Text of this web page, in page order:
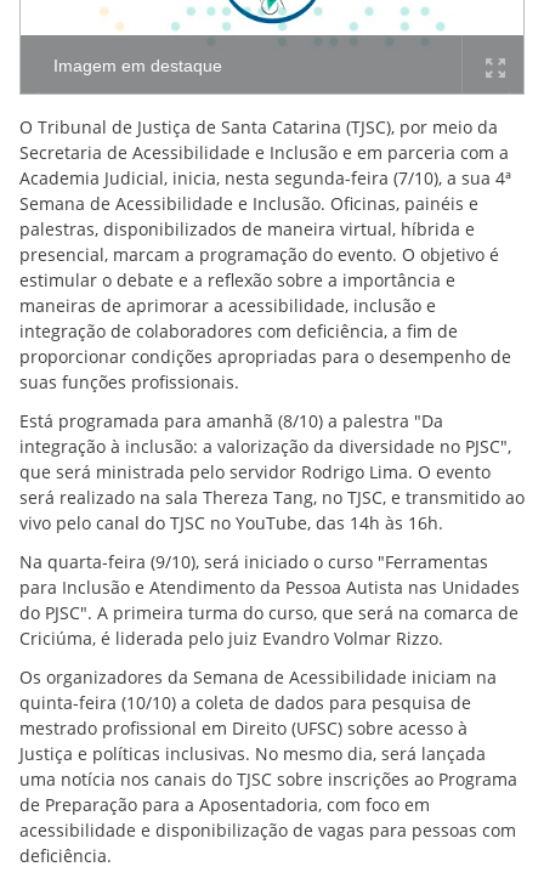
Imagem em destaque
O Tribunal de Justiça de Santa Catarina (TJSC), por meio da
Secretaria de Acessibilidade e Inclusão e em parceria com a
Academia Judicial, inicia, nesta segunda-feira (7/10), a sua 4ª
Semana de Acessibilidade e Inclusão. Oficinas, painéis e
palestras, disponibilizados de maneira virtual, híbrida e
presencial, marcam a programação do evento. O objetivo é
estimular o debate e a reflexão sobre a importância e
maneiras de aprimorar a acessibilidade, inclusão e
integração de colaboradores com deficiência, a fim de
proporcionar condições apropriadas para o desempenho de
suas funções profissionais.
Está programada para amanhã (8/10) a palestra "Da
integração à inclusão: a valorização da diversidade no PJSC",
que será ministrada pelo servidor Rodrigo Lima. O evento
será realizado na sala Thereza Tang, no TJSC, e transmitido ao
vivo pelo canal do TJSC no YouTube, das 14h às 16h.
Na quarta-feira (9/10), será iniciado o curso "Ferramentas
para Inclusão e Atendimento da Pessoa Autista nas Unidades
do PJSC". A primeira turma do curso, que será na comarca de
Criciúma, é liderada pelo juiz Evandro Volmar Rizzo.
Os organizadores da Semana de Acessibilidade iniciam na
quinta-feira (10/10) a coleta de dados para pesquisa de
mestrado profissional em Direito (UFSC) sobre acesso à
Justiça e políticas inclusivas. No mesmo dia, será lançada
uma notícia nos canais do TJSC sobre inscrições ao Programa
de Preparação para a Aposentadoria, com foco em
acessibilidade e disponibilização de vagas para pessoas com
deficiência.